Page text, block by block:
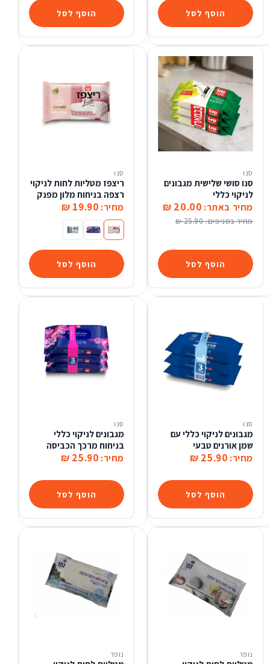
הוסף לסל הוסף לסל
הוסף לסל
סנו
סנו סושי שלישית מגבונים
לניקוי כללי
מחיר באתר: 20.00 ₪
מחיר בסניפים:25.90 ₪
הוסף לסל
סנו
ריצפז מטליות לחות לניקוי
רצפה בניחוח מלון מפנק
מחיר: 19.90 ₪
ריצפז מטליות לחות לניקוי רצפה
ריצפז מטליות לחות לניקוי
ריצפז מטליות לחות
הוסף לסל
סנו
מגבונים לניקוי כללי עם
שמן אורנים טבעי
מחיר: 25.90 ₪
הוסף לסל
סנו
מגבונים לניקוי כללי
בניחוח מרכך הכביסה
מחיר: 25.90 ₪
נופר נופר